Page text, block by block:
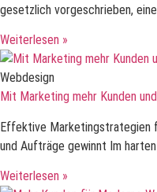
gesetzlich vorgeschrieben,
Weiterlesen »
Webdesign
Mit Marketing mehr Kunden
Effektive Marketingstrategien
und Aufträge gewinnt Im
Weiterlesen »